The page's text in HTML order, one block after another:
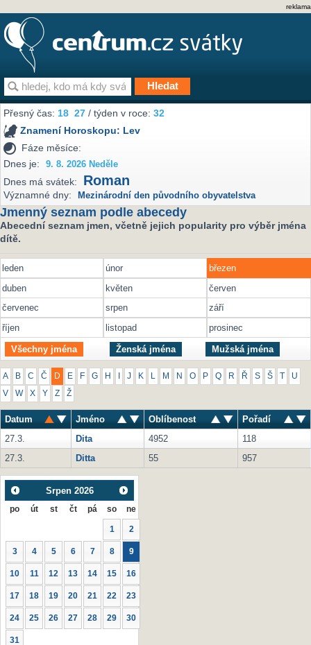
reklama
Přesný čas:18 27 / týden v roce:32
Znamení Horoskopu: Lev
Fáze měsíce:
Dnes je:
9. 8. 2026 Neděle
Dnes má svátek: Roman
Významné dny: Mezinárodní den původního obyvatelstva
Jmenný seznam podle abecedy
Abecední seznam jmen, včetně jejich popularity pro výběr jména
dítě.
leden únor
březen
duben
květen
červen
červenec
srpen
září
říjen
listopad prosinec
Všechny jména Ženská jména Mužská jména
A B C Č D E F G H J K M N O P Q R Ř S Š U
V W X Y Z Ž
Datum Jméno Oblíbenost
Pořadí
27.3.
Dita 4952
118
27.3.
Ditta 55 957
Srpen 2026
po út st čt pá so ne
1 2
3 4 5 6 7 8 9
10 11 12 13 14 15 16
17 18 19 20 21 22 23
24 25 26 27 28 29 30
31